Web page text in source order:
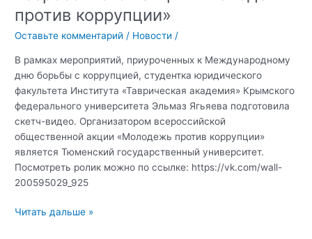
всероссийской
научно-
конференции
«Вопросы
противодействия
идеологии
терроризма
в
современных
условиях»
против коррупции»
Оставьте комментарий / Новости /
В рамках мероприятий, приуроченных к Международному
дню борьбы с коррупцией, студентка юридического
факультета Института «Таврическая академия» Крымского
федерального университета Эльмаз Ягьяева подготовила
скетч-видео. Организатором всероссийской
общественной акции «Молодежь против коррупции»
является Тюменский государственный университет.
Посмотреть ролик можно по ссылке: https://vk.com/wall-
200595029_925
Студентка
Читать дальше »